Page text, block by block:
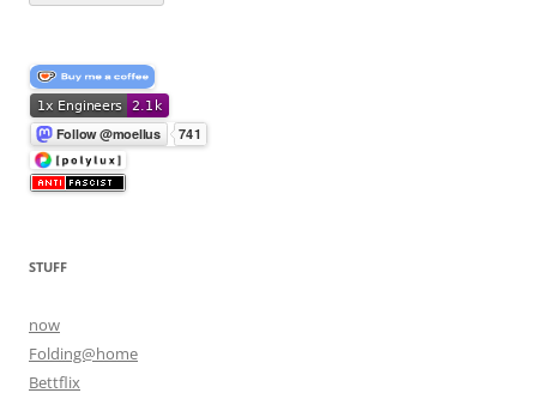
STUFF
now
Folding@home
Bettflix